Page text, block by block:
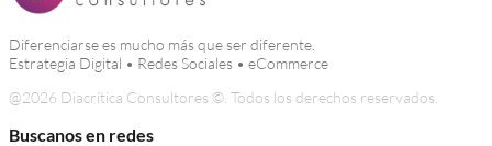
Diferenciarse es mucho más que ser diferente.
Estrategia Digital • Redes Sociales • eCommerce
@2026 Diacrítica Consultores ©. Todos los derechos reservados.
Buscanos en redes